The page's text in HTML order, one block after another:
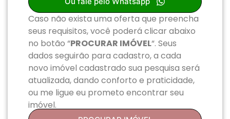
Caso não exista uma oferta que preencha
seus requisitos, você poderá clicar abaixo
no botão “PROCURAR IMÓVEL“. Seus
dados seguirão para cadastro, a cada
novo imóvel cadastrado sua pesquisa será
atualizada, dando conforto e praticidade,
ou me ligue eu prometo encontrar seu
imóvel.